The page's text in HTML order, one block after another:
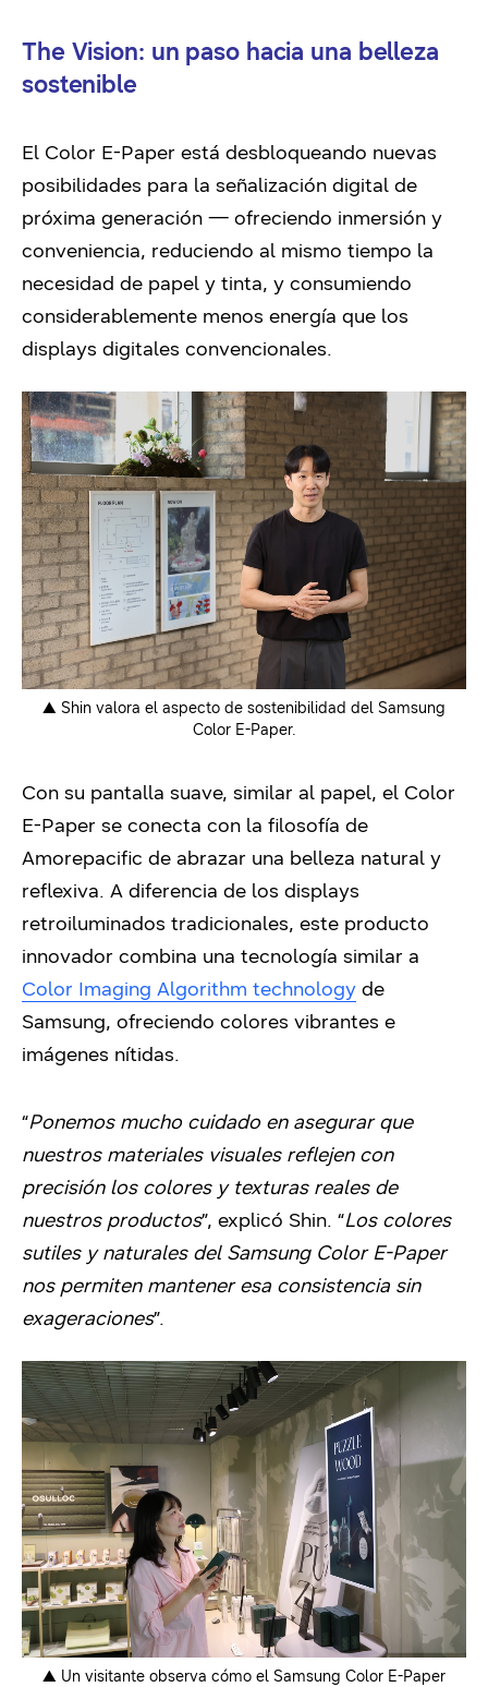
The Vision: un paso hacia una belleza
sostenible
El Color E-Paper está desbloqueando nuevas
posibilidades para la señalización digital de
próxima generación — ofreciendo inmersión y
conveniencia, reduciendo al mismo tiempo la
necesidad de papel y tinta, y consumiendo
considerablemente menos energía que los
displays digitales convencionales.
▲ Shin valora el aspecto de sostenibilidad del Samsung
Color E-Paper.
Con su pantalla suave, similar al papel, el Color
E-Paper se conecta con la filosofía de
Amorepacific de abrazar una belleza natural y
reflexiva. A diferencia de los displays
retroiluminados tradicionales, este producto
innovador combina una tecnología similar a
Color Imaging Algorithm technology de
Samsung, ofreciendo colores vibrantes e
imágenes nítidas.
“Ponemos mucho cuidado en asegurar que
nuestros materiales visuales reflejen con
precisión los colores y texturas reales de
nuestros productos”, explicó Shin. “Los colores
sutiles y naturales del Samsung Color E-Paper
nos permiten mantener esa consistencia sin
exageraciones”.
▲ Un visitante observa cómo el Samsung Color E-Paper